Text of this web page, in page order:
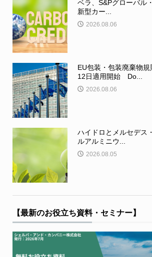
ベラ、S&Pグローバル
新型カー...
2026.08.06
EU包装・包装廃棄物規
12日適用開始 Do...
2026.08.06
ハイドロとメルセデス
ルアルミニウ...
2026.08.05
【最新のお役立ち資料・セミナー】